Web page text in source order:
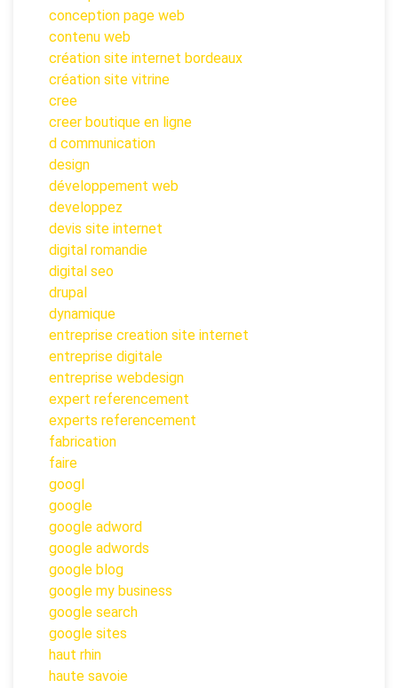
conception page web
contenu web
création site internet bordeaux
création site vitrine
cree
creer boutique en ligne
d communication
design
développement web
developpez
devis site internet
digital romandie
digital seo
drupal
dynamique
entreprise creation site internet
entreprise digitale
entreprise webdesign
expert referencement
experts referencement
fabrication
faire
googl
google
google adword
google adwords
google blog
google my business
google search
google sites
haut rhin
haute savoie